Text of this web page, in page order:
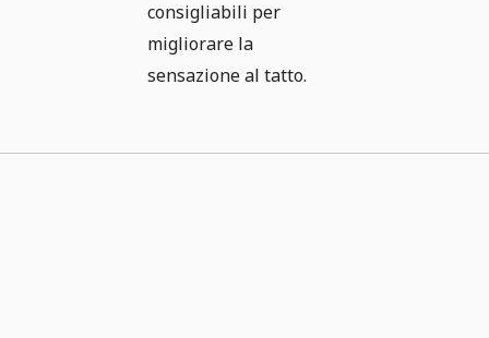
consigliabili per
migliorare la
sensazione al tatto.